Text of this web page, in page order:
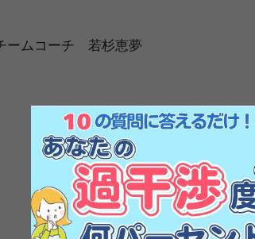
ームコーチ 若杉恵夢
1